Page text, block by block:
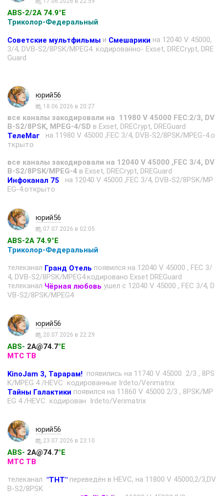
ABS-2/2A 74.9°E
Триколор-Федеральный
Советские мультфильмы и Смешарики нa 12040 V 45000,
3/4, DVB-S2/8PSK/MPEG4. кодированно- Exset, DRECrypt, DRE
Guard
юрий56
18.06.2026 в 20:27
все каналы закодировали на 11980 V 45000 FEC:2/3, DV
B-S2/8PSK, MPEG-4/SD в Exset, DRECrypt, DREGuard
ТелеМаг
на 11980 V 45000 ,FEC 3/4, DVB-S2/8PSK/MPEG-4.о
ткрыто
все каналы закодировали на 12040 V 45000 ,FEC 3/4, DV
B-S2/8PSK/MPEG-4 в Exset, DRECrypt, DREGuard
Инфоканал 75
на 12040 V 45000 ,FEC 3/4, DVB-S2/8PSK/MP
EG-4.открыто
юрий56
07.07.2026 в 02:05
ABS-2A 74.9°E
Триколор-Федеральный
телеканал Гранд Отель появился на 12040 V 45000 , FEC 3/
4, DVB-S2/8PSK/MPEG4.кодировано Exset DREGuard
телеканал Чёрная любовь ушел с 12040 V 45000 , FEC 3/4, D
VB-S2/8PSK/MPEG4
юрий56
20.07.2026 в 22:29
ABS- 2A@74.7°E
МТС ТВ
KinoJam 3, Тарарам! появились на 11740 V 45000 2/3 , 8PS
K/MPEG 4 /HEVC кодированные Irdeto/Verimatrix
Тайны Галактики появился на 11860 V 45000 2/3 , 8PSK/MP
EG 4 /HEVC кодирован Irdeto/Verimatrix
юрий56
23.07.2026 в 23:10
ABS- 2A@74.7°E
МТС ТВ
телеканал "ТНТ" переведён в HEVC, на 11800 V 45000,2/3,DV
B-S2/8PSK